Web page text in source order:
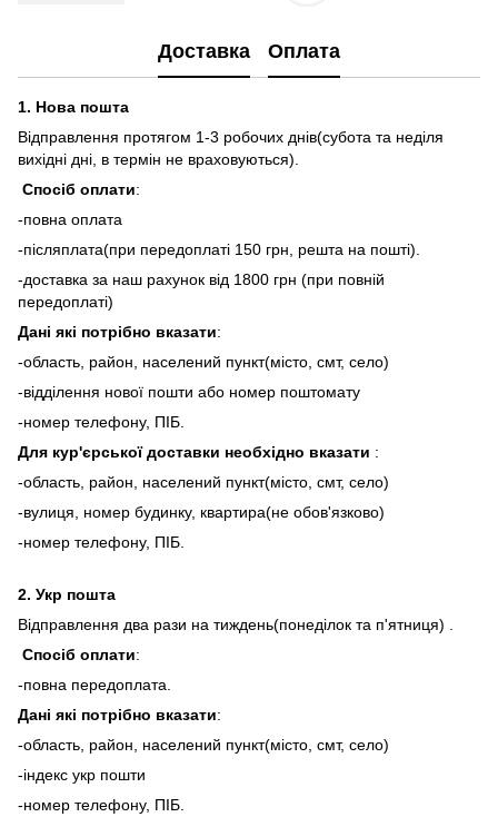
Доставка Оплата
1. Нова пошта
Відправлення протягом 1-3 робочих днів(субота та неділя
вихідні дні, в термін не враховуються).
Спосіб оплати:
-повна оплата
-післяплата(при передоплаті 150 грн, решта на пошті).
-доставка за наш рахунок від 1800 грн (при повній
передоплаті)
Дані які потрібно вказати:
-область, район, населений пункт(місто, смт, село)
-відділення нової пошти або номер поштомату
-номер телефону, ПІБ.
Для кур'єрської доставки необхідно вказати :
-область, район, населений пункт(місто, смт, село)
-вулиця, номер будинку, квартира(не обов'язково)
-номер телефону, ПІБ.
2. Укр пошта
Відправлення два рази на тиждень(понеділок та п'ятниця) .
Спосіб оплати:
-повна передоплата.
Дані які потрібно вказати:
-область, район, населений пункт(місто, смт, село)
-індекс укр пошти
-номер телефону, ПІБ.